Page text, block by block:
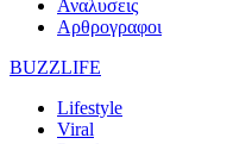
Αναλυσεις
Αρθρογραφοι
BUZZLIFE
Lifestyle
Viral